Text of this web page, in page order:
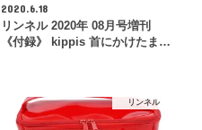
2020.6.18
リンネル 2020年 08月号増刊
《付録》 kippis 首にかけたま…
リンネル